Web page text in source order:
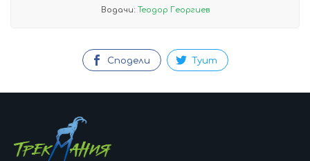
Водачи: Теодор Георгиев
Сподели Туит